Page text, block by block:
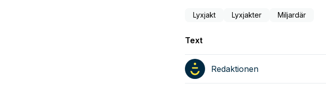
Lyxjakt Lyxjakter Miljardär
Text
Redaktionen